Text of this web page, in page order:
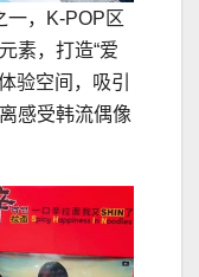
一，K-POP区
素，打造“爱
验空间，吸引
感受韩流偶像